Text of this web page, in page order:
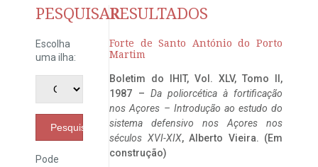
PESQUISAR
Escolha
uma ilha:
Pesquisar
Pode
RESULTADOS
Forte de Santo António do Porto
Martim
Boletim do IHIT, Vol. XLV, Tomo II,
1987 – Da poliorcética à fortificação
nos Açores – Introdução ao estudo do
sistema defensivo nos Açores nos
séculos XVI-XIX, Alberto Vieira. (Em
construção)